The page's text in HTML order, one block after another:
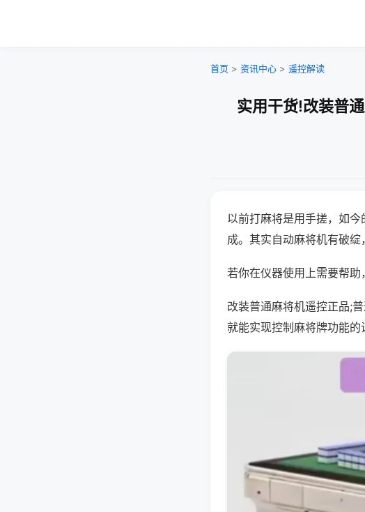
首页 > 资讯中心 > 遥控解读
实用干货!改装普
以前打麻将是用手搓，如
成。其实自动麻将机有破绽
若你在仪器使用上需要帮
改装普通麻将机遥控正品;
就能实现控制麻将牌功能的